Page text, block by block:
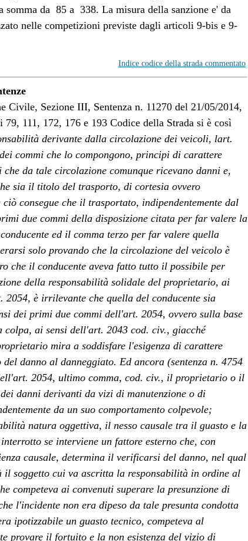
da  85 a  338. La misura della sanzione e' da 
nelle competizioni previste dagli articoli 9-bis e 9-
Indice codice della strada commentato
Civile, Sezione III, Sentenza n. 11270 del 21/05/2014,
111, 172, 176 e 193 Codice della Strada si è così
derivante dalla circolazione dei veicoli, lart.
commi che lo compongono, principi di carattere
da tale circolazione comunque ricevano danni e,
sia il titolo del trasporto, di cortesia ovvero
consegue che il trasportato, indipendentemente dal
due commi della disposizione citata per far valere la
ed il comma terzo per far valere quella
solo provando che la circolazione del veicolo è
che il conducente aveva fatto tutto il possibile per
della responsabilità solidale del proprietario, ai
2054, è irrilevante che quella del conducente sia
dei primi due commi dell'art. 2054, ovvero sulla base
colpa, ai sensi dell'art. 2043 cod. civ., giacché
mira a soddisfare l'esigenza di carattere
danno al danneggiato. Ed ancora (sentenza n. 4754
2054, ultimo comma, cod. civ., il proprietario o il
danni derivanti da vizi di manutenzione o di
da un suo comportamento colpevole;
natura oggettiva, il nesso causale tra il guasto e la
se interviene un fattore esterno che, con
causale, determina il verificarsi del danno, nel qual
il soggetto cui va ascritta la responsabilità in ordine al
competeva ai convenuti superare la presunzione di
l'incidente non era dipeso da tale presunta condotta
ipotizzabile un guasto tecnico, competeva al
provare il fortuito e la non esistenza del vizio di